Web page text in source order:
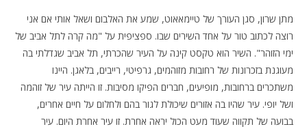
מתן שרון, סגן העורך של טיימאאוט, שמע את האלבום ושאל אותי אם אני
רוצה לכתוב טור על אחד השירים שבו. ספציפית על "מה קרה לתל אביב של
ימי הזוהר". השיר הוא טקסט קינה על העיר שהכרתי, תל אביב שגדלתי בה
מעוגנת בזכרונות של רחובות מזוהמים, גרפיטי, רייבים, בלאגן. היינו
משתכרים ברחובות, מופיעים, חברים הפיקו מסיבות. זו הייתה עיר של זוהמה
ושל יופי. עיר שהיו בה אזורים שיכולת לגור בהם ולחלום על חיים אחרים,
בבועה של תקווה שעוד מעט הכול יראה אחרת. זו עיר אחרת היום. עיר